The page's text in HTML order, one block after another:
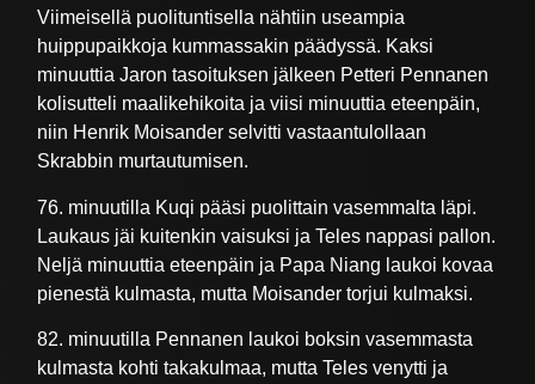
Viimeisellä puolituntisella nähtiin useampia
huippupaikkoja kummassakin päädyssä. Kaksi
minuuttia Jaron tasoituksen jälkeen Petteri Pennanen
kolisutteli maalikehikoita ja viisi minuuttia eteenpäin,
niin Henrik Moisander selvitti vastaantulollaan
Skrabbin murtautumisen.
76. minuutilla Kuqi pääsi puolittain vasemmalta läpi.
Laukaus jäi kuitenkin vaisuksi ja Teles nappasi pallon.
Neljä minuuttia eteenpäin ja Papa Niang laukoi kovaa
pienestä kulmasta, mutta Moisander torjui kulmaksi.
82. minuutilla Pennanen laukoi boksin vasemmasta
kulmasta kohti takakulmaa, mutta Teles venytti ja